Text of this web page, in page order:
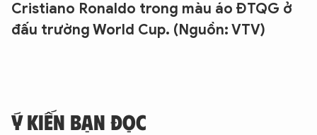
Cristiano Ronaldo trong màu áo ĐTQG ở
đấu trường World Cup. (Nguồn: VTV)
Ý KIẾN BẠN ĐỌC